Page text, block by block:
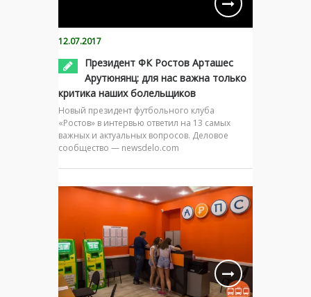
12.07.2017
Президент ФК Ростов Арташес
Арутюнянц: для нас важна только
критика наших болельщиков
Новый президент футбольного клуба
«Ростов» в интервью ответил на 13 самых
важных и актуальных вопросов. Деловое
сообщество — newsdelo.com